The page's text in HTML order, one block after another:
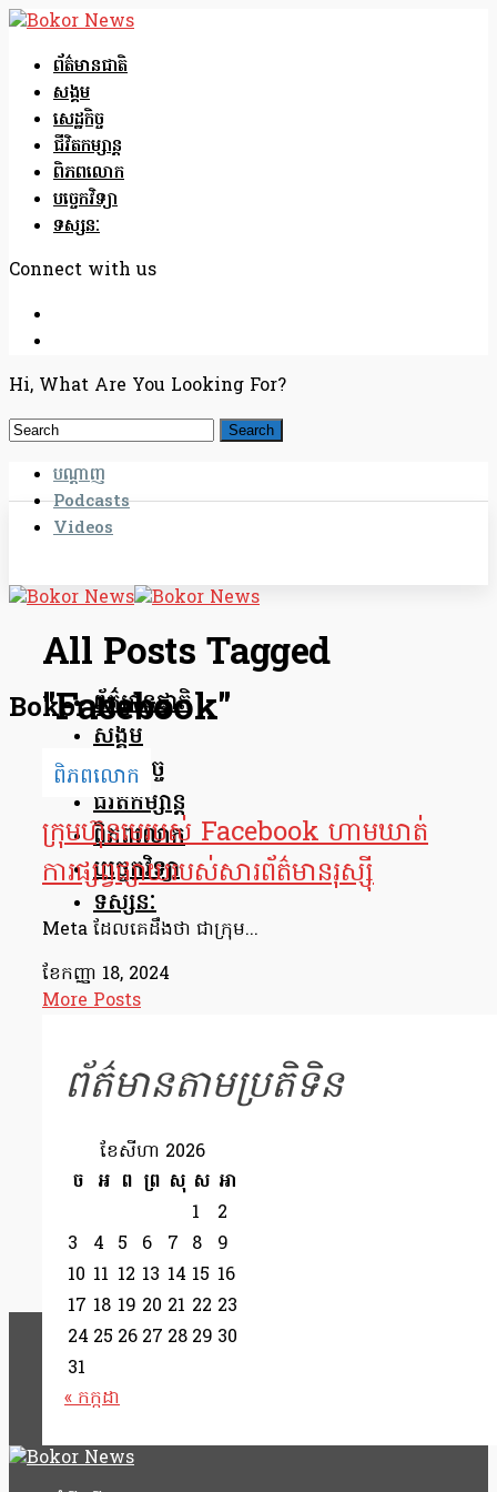
ព័ត៌មានជាតិ
សង្គម
សេដ្ឋកិច្ច
ជីវិតកម្សាន្ត
ពិភពលោក
បច្ចេកវិទ្យា
ទស្សនៈ
Connect with us
Hi, What Are You Looking For?
បណ្តាញ
Podcasts
Videos
Bokor News
ព័ត៌មានជាតិ
សង្គម
សេដ្ឋកិច្ច
ជីវិតកម្សាន្ត
ពិភពលោក
បច្ចេកវិទ្យា
ទស្សនៈ
All Posts Tagged
"facebook"
ពិភពលោក
ក្រុមហ៊ុនមេរបស់ Facebook ហាមឃាត់
ការផ្សព្វផ្សាយរបស់សារព័ត៌មានរុស្ស៊ី
Meta ដែលគេ​ដឹងថា ជាក្រុម...
ខែ​កញ្ញា 18, 2024
More Posts
ព័ត៌មានតាមប្រតិទិន
ខែ​សីហា 2026
ច អ ព ព្រ សុ ស អា
1
2
3
4 5 6 7 8
9
10 11 12 13 14 15 16
17 18 19 20 21 22 23
24 25 26 27 28 29 30
31
« កក្កដា